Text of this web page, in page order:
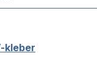
kleber